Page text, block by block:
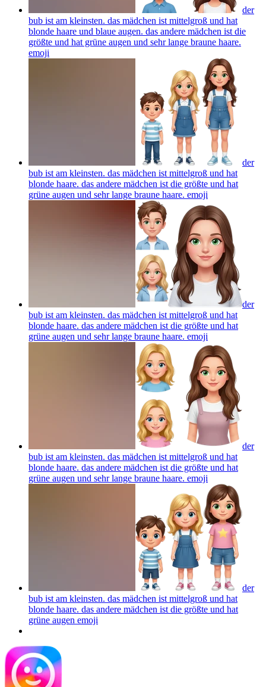
der
bub ist am kleinsten. das mädchen ist mittelgroß und hat
blonde haare und blaue augen. das andere mädchen ist die
größte und hat grüne augen und sehr lange braune haare.
emoji
der
bub ist am kleinsten. das mädchen ist mittelgroß und hat
blonde haare. das andere mädchen ist die größte und hat
grüne augen und sehr lange braune haare. emoji
der
bub ist am kleinsten. das mädchen ist mittelgroß und hat
blonde haare. das andere mädchen ist die größte und hat
grüne augen und sehr lange braune haare. emoji
der
bub ist am kleinsten. das mädchen ist mittelgroß und hat
blonde haare. das andere mädchen ist die größte und hat
grüne augen und sehr lange braune haare. emoji
der
bub ist am kleinsten. das mädchen ist mittelgroß und hat
blonde haare. das andere mädchen ist die größte und hat
grüne augen emoji